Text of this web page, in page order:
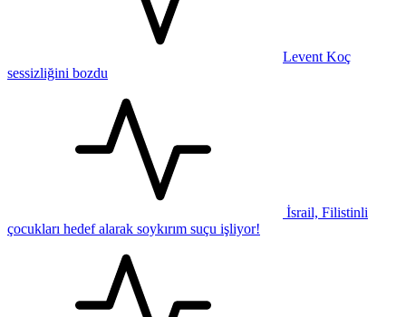
Levent Koç
sessizliğini bozdu
İsrail, Filistinli
çocukları hedef alarak soykırım suçu işliyor!